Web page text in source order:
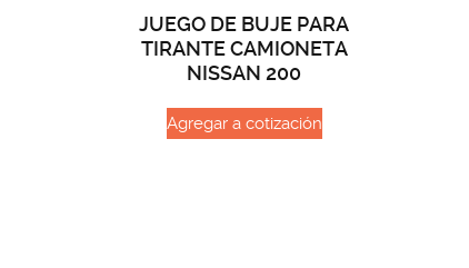
JUEGO DE BUJE PARA
TIRANTE CAMIONETA
NISSAN 200
Agregar a cotización